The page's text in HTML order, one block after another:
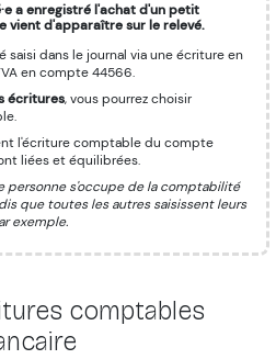
a enregistré l'achat d'un petit
vient d'apparaître sur le relevé.
saisi dans le journal via une écriture en
en compte 44566.
écritures, vous pourrez choisir
l'écriture comptable du compte
liées et équilibrées.
personne s'occupe de la comptabilité
que toutes les autres saisissent leurs
exemple.
comptables